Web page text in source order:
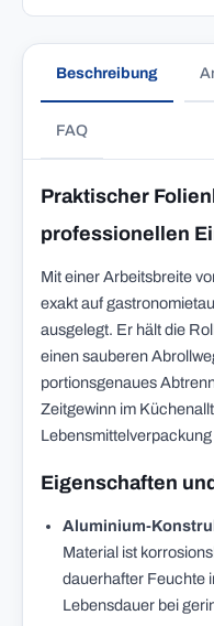
Beschreibung
FAQ
Praktischer
professionellen
Mit einer Arbeitsbreite
exakt auf
ausgelegt. Er hält die
einen sauberen
portionsgenaues
Zeitgewinn im
Eigenschaften
Aluminium-
Material ist
dauerhafter Feuchte
Lebensdauer bei